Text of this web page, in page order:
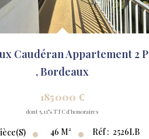
,Bordeaux
185 000 €
dont 5,11% TTC d'honoraires
46 M² Réf : 2526LB